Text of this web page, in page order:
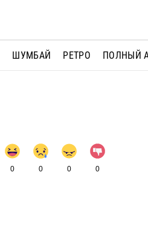
ШУМБАЙ РЕТРО ПОЛНЫЙ
0 0 0 0